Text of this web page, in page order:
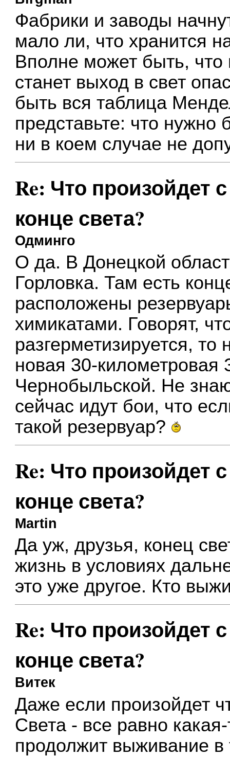
Фабрики и заводы
мало ли, что хранится
Вполне может быть, что
станет выход в свет
быть вся таблица
представьте: что
ни в коем случае не
Re: Что произойдет
конце света?
Одминго
О да. В Донецкой
Горловка. Там есть
расположены
химикатами. Говорят,
разгерметизируется,
новая 30-
Чернобыльской. Не
сейчас идут бои, что
такой резервуар?
Re: Что произойдет
конце света?
Martin
Да уж, друзья, конец
жизнь в условиях
это уже другое. Кто
Re: Что произойдет
конце света?
Витек
Даже если произойдет
Света - все равно
продолжит выживание